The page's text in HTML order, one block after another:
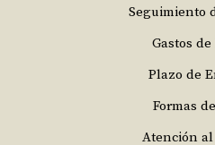
Seguimiento
Gastos
Plazo de
Formas
Atención